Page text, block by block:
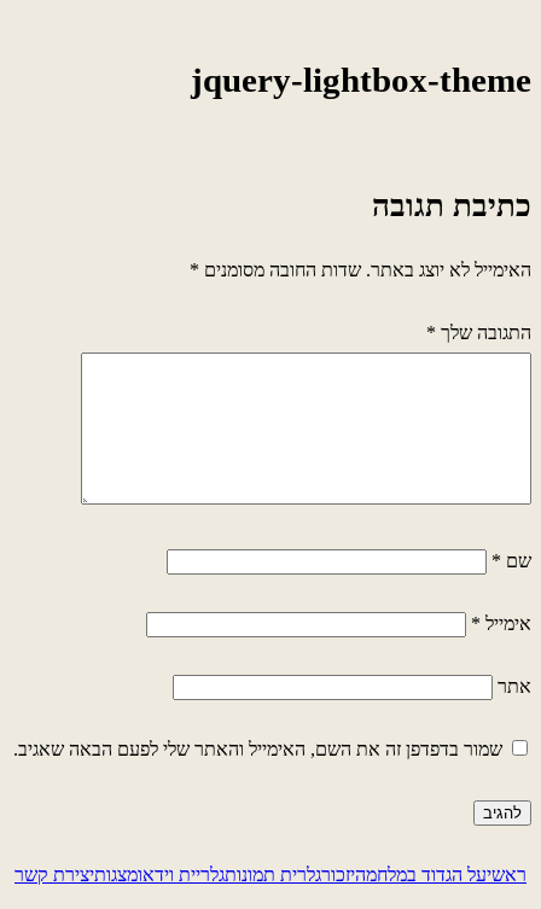
jquery-lightbox-theme
כתיבת תגובה
האימייל לא יוצג באתר. שדות החובה מסומנים *
התגובה שלך *
שם *
אימייל *
אתר
שמור בדפדפן זה את השם, האימייל והאתר שלי לפעם הבאה שאגיב.
ראשיעל הגדוד במלחמהיזכורגלרית תמונותגלריית וידאומצגותיצירת קשר